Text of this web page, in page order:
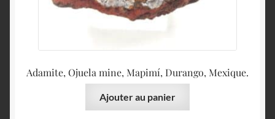
Adamite, Ojuela mine, Mapimí, Durango, Mexique.
Ajouter au panier